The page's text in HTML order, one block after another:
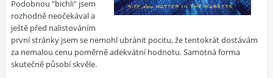
Podobnou "bichli" jsem
rozhodně neočekával a
ještě před nalistováním
první stránky jsem se nemohl ubránit pocitu, že tentokrát dostávám
za nemalou cenu poměrně adekvátní hodnotu. Samotná forma
skutečně působí skvěle.